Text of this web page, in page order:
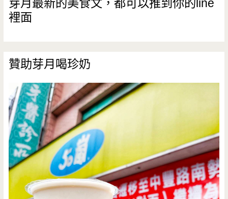
芽月最新的美食文，都可以推到你的line
裡面
贊助芽月喝珍奶